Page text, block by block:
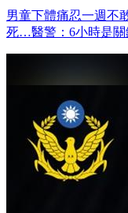
男童下體痛忍一週不
死…醫警：6小時是關